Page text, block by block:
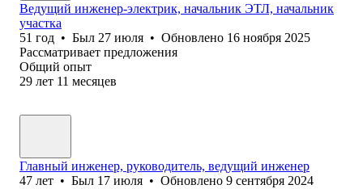
Ведущий инженер-электрик, начальник ЭТЛ, начальник
участка
51 год • Был 27 июля • Обновлено 16 ноября 2025
Рассматривает предложения
Общий опыт
29 лет 11 месяцев
Главный инженер, руководитель, ведущий инженер
47 лет • Был 17 июля • Обновлено 9 сентября 2024